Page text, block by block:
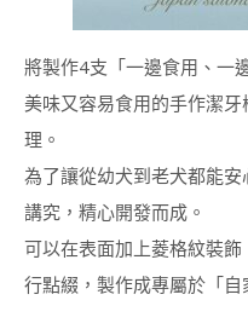
狗狗天然護理用品講
™(DOGGY BODY
(CLEAR & ECO
RESIN)
環保樹脂手工藝™講
師證書課程 (ECO
RESIN CRAFT)
將製作4支「一邊食用、一
美味又容易食用的手作潔
理。
為了讓從幼犬到老犬都能
講究，精心開發而成。
可以在表面加上菱格紋裝
行點綴，製作成專屬於「自